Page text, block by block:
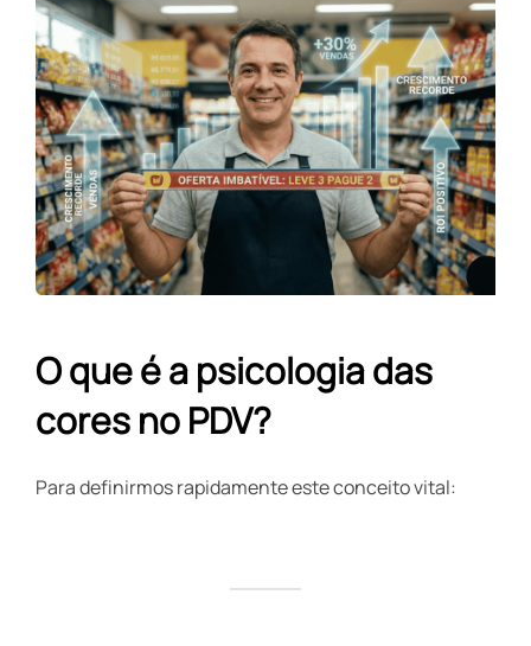
O que é a psicologia das
cores no PDV?
Para definirmos rapidamente este conceito vital: